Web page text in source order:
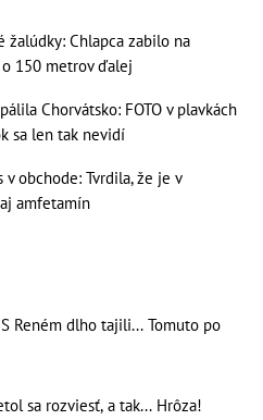
žalúdky: Chlapca zabilo na
150 metrov ďalej
Chorvátsko: FOTO v plavkách
sa len tak nevidí
obchode: Tvrdila, že je v
amfetamín
Reném dlho tajili... Tomuto po
sa rozviesť, a tak... Hrôza!